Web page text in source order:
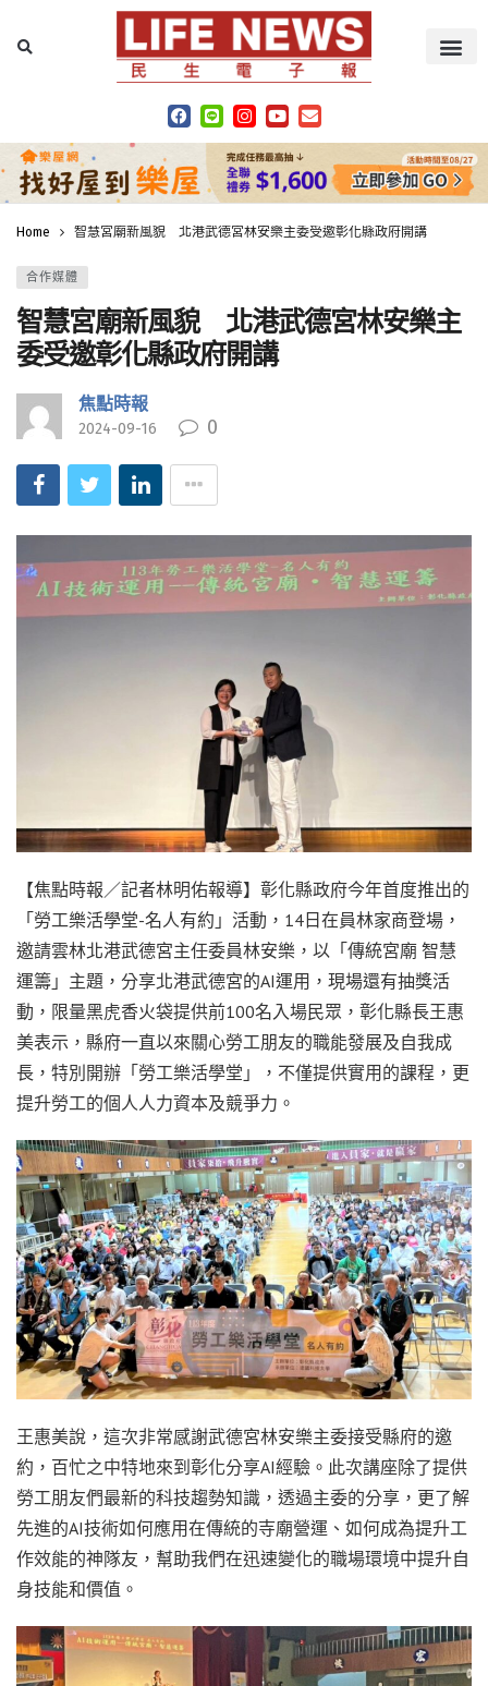
Home 智慧宮廟新風貌 北港武德宮林安樂主委受邀彰化縣政府開講
合作媒體
智慧宮廟新風貌 北港武德宮林安樂主
委受邀彰化縣政府開講
焦點時報
2024-09-16 0
【焦點時報／記者林明佑報導】彰化縣政府今年首度推出的
「勞工樂活學堂-名人有約」活動，14日在員林家商登場，
邀請雲林北港武德宮主任委員林安樂，以「傳統宮廟 智慧
運籌」主題，分享北港武德宮的AI運用，現場還有抽獎活
動，限量黑虎香火袋提供前100名入場民眾，彰化縣長王惠
美表示，縣府一直以來關心勞工朋友的職能發展及自我成
長，特別開辦「勞工樂活學堂」，不僅提供實用的課程，更
提升勞工的個人人力資本及競爭力。
王惠美說，這次非常感謝武德宮林安樂主委接受縣府的邀
約，百忙之中特地來到彰化分享AI經驗。此次講座除了提供
勞工朋友們最新的科技趨勢知識，透過主委的分享，更了解
先進的AI技術如何應用在傳統的寺廟營運、如何成為提升工
作效能的神隊友，幫助我們在迅速變化的職場環境中提升自
身技能和價值。